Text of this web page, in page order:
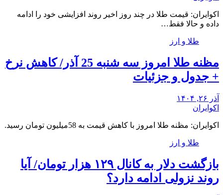
اکوایران: قیمت طلا در چند روز اخیر روند افزایشی خود را ادامه
داده و حالا فقط…
طلا و ارز
مظنه طلا امروز سه شنبه 25 آذر/ کاهش نرخ
+ جدول و جزئیات
آذر ۲۶, ۱۴۰۴
اکوایران
اکوایران: مظنه طلا امروز با کاهش قیمت به 58میلیون تومان رسید.
طلا و ارز
بازگشت دلار به کانال ۱۲۹ هزار تومان/ آیا
روند نزولی ادامه دارد؟